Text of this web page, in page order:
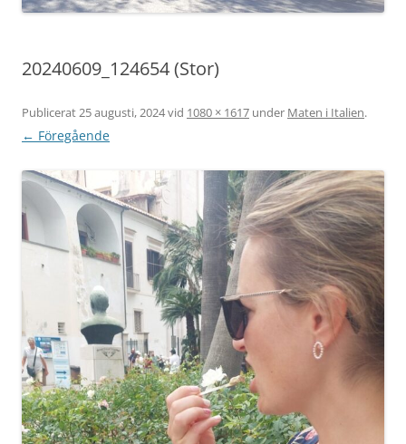
20240609_124654 (Stor)
Publicerat 25 augusti, 2024vid 1080 × 1617 under Maten i Italien.
← Föregående